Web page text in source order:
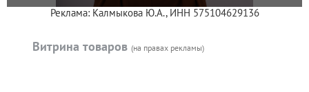
Реклама: Калмыкова Ю.А., ИНН 575104629136
Витрина товаров (на правах рекламы)